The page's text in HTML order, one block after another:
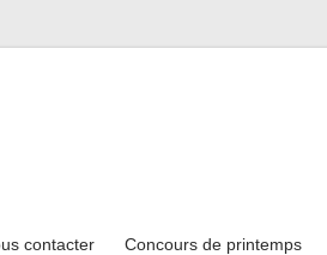
contacter Concours de printemps